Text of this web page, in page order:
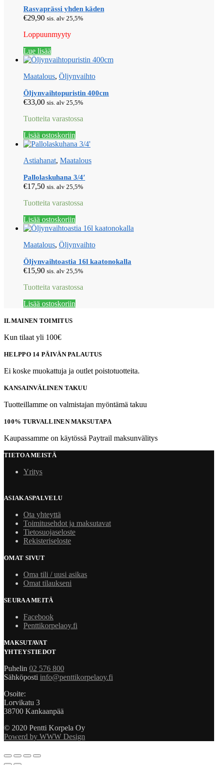
Rasvaprässi yhden käden
€29,90 sis. alv 25,5%
Loppuunmyyty
Lue lisää
Maatalous, Öljynvaihto
Öljynvaihtopuristin 400cm
€33,00 sis. alv 25,5%
Tuotteita varastossa
Lisää ostoskoriin
Astiahanat, Maatalous
Pallolaskuhana 3/4′
€17,50 sis. alv 25,5%
Tuotteita varastossa
Lisää ostoskoriin
Maatalous, Öljynvaihto
Öljynvaihtoastia 16l kaatonokalla
€15,90 sis. alv 25,5%
Tuotteita varastossa
Lisää ostoskoriin
ILMAINEN TOIMITUS
Kun tilaat yli 100€
HELPPO 14 PÄIVÄN PALAUTUS
Ei koske muokattuja ja outlet poistotuotteita.
KANSAINVÄLINEN TAKUU
Tuotteillamme on valmistajan myöntämä takuu
100% TURVALLINEN MAKSUTAPA
Kaupassamme on käytössä Paytrail maksunvälitys
TIETOA MEISTÄ
Yritys
ASIAKASPALVELU
Ota yhteyttä
Toimitusehdot ja maksutavat
Tietosuojaseloste
Rekisteriseloste
OMAT SIVUT
Oma tili / uusi asikas
Omat tilaukseni
SEURAA MEITÄ
Facebook
Penttikorpelaoy.fi
MAKSUTAVAT
YHTEYSTIEDOT
Puhelin 02 576 800
Sähköposti info@penttikorpelaoy.fi
Osoite:
Lorvikatu 3
38700 Kankaanpää
© 2020 Pentti Korpela Oy
Powerd by WWW Design